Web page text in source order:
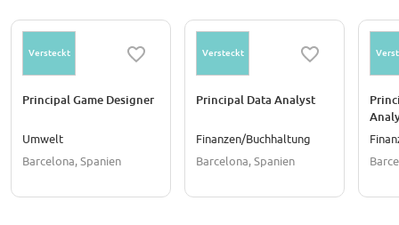
Versteckt
Principal Game Designer
Umwelt
Barcelona, Spanien
Versteckt
Principal Data Analyst
Finanzen/Buchhaltung
Barcelona, Spanien